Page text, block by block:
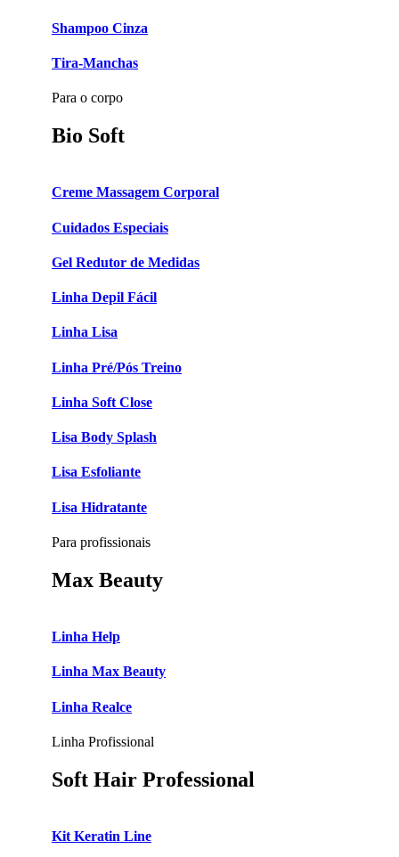
Shampoo Cinza
Tira-Manchas
Para o corpo
Bio Soft
Creme Massagem Corporal
Cuidados Especiais
Gel Redutor de Medidas
Linha Depil Fácil
Linha Lisa
Linha Pré/Pós Treino
Linha Soft Close
Lisa Body Splash
Lisa Esfoliante
Lisa Hidratante
Para profissionais
Max Beauty
Linha Help
Linha Max Beauty
Linha Realce
Linha Profissional
Soft Hair Professional
Kit Keratin Line